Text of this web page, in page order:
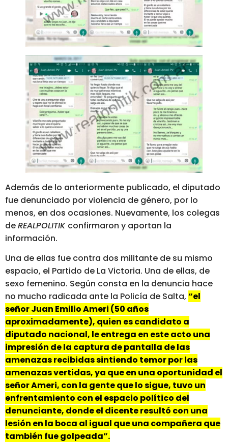
Además de lo anteriormente publicado, el diputado
fue denunciado por violencia de género, por lo
menos, en dos ocasiones. Nuevamente, los colegas
deREALPOLITIK confirmaron y aportan la
información.
Una de ellas fue contra dos militante de su mismo
espacio, el Partido de La Victoria. Una de ellas, de
sexo femenino. Según consta en la denuncia hace
no mucho radicada ante la Policía de Salta, “el
señor Juan Emilio Ameri (50 años
aproximadamente), quien es candidato a
diputado nacional, le entrega en este acto una
impresión de la captura de pantalla de las
amenazas recibidas sintiendo temor por las
amenazas vertidas, ya que en una oportunidad el
señor Ameri, con la gente que lo sigue, tuvo un
enfrentamiento con el espacio político del
denunciante, donde el dicente resultó con una
lesión en la boca al igual que una compañera que
también fue golpeada”.